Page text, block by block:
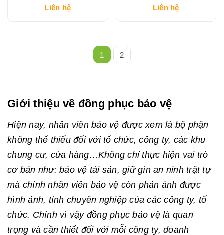
Liên hệ
Liên hệ
1 2
Giới thiệu về đồng phục bảo vệ
Hiện nay, nhân viên bảo vệ được xem là bộ phận
không thể thiếu đối với tổ chức, công ty, các khu
chung cư, cửa hàng…Không chỉ thực hiện vai trò
cơ bản như: bảo vệ tài sản, giữ gìn an ninh trật tự
mà chính nhân viên bảo vệ còn phản ánh được
hình ảnh, tính chuyên nghiệp của các công ty, tổ
chức. Chính vì vậy đồng phục bảo vệ là quan
trọng và cần thiết đối với mỗi công ty, doanh